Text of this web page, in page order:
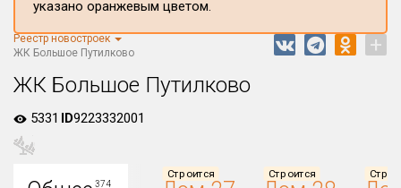
Регион ЖК
Все
Населённый пункт
указано оранжевым цветом.
Реестр новостроек
ЖК Большое Путилково
+
ЖК Большое Путилково
5331 ID9223332001
374
Строится Строится